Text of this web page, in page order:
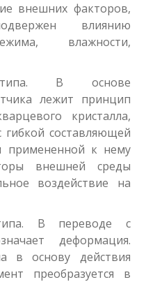
внешних факторов,
влиянию
влажности,
типа. В основе
лежит принцип
кристалла,
гибкой составляющей
примененной к нему
внешней среды
воздействие на
типа. В переводе с
деформация.
в основу действия
преобразуется в